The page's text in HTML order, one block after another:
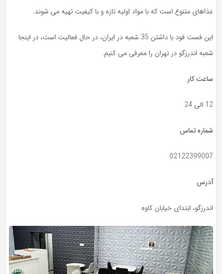
غذاهای متنوع است که با مواد اولیه تازه و با کیفیت تهیه می‌ شوند.
این فست فود با داشتن 35 شعبه در ایران، در حال فعالیت است، در اینجا
شعبه اندرزگو در تهران را معرفی می کنیم.
ساعت کار
12 الی 24
شماره تماس
02122399007
آدرس
اندرزگو، ابتدای خیابان کاوه